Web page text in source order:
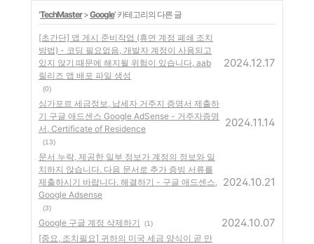
'TechMaster>Google' 카테고리의 다른 글
[초간단] 앱 게시 준비작업 (휴면 계정 폐쇄 조치
방법) - 코딩 필요없음, 개발자 계정이 사용되고
있지 않기 때문에 해지될 위험이 있습니다, aab
릴리즈 앱 배포 파일 생성
(0)
2024.12.17
싱가포르 세금정보, 납세자 거주지 증명서 제출하
기 구글 애드센스 Google AdSense - 거주자증명
서, Certificate of Residence
(13)
2024.11.14
문서 누락, 제공한 일부 정보가 계정의 정보와 일
치하지 않습니다. 다음 문서로 추가 증빙 서류를
제출하시기 바랍니다. 해결하기 - 구글 애드센스,
Google Adsense
(3)
2024.10.21
Google 구글 계정 삭제하기 (1) 2024.10.07
[중요, 조치필요] 귀하의 미국 세금 양식이 곧 만